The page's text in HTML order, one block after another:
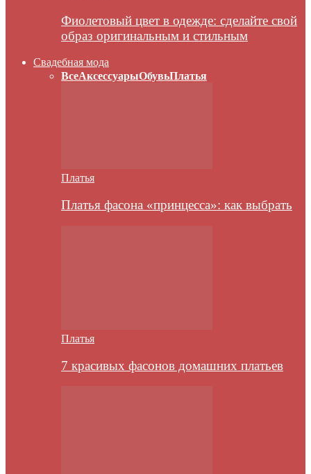
Фиолетовый цвет в одежде: сделайте свой
образ оригинальным и стильным
Свадебная мода
ВсеАксессуарыОбувьПлатья
Платья
Платья фасона «принцесса»: как выбрать
Платья
7 красивых фасонов домашних платьев